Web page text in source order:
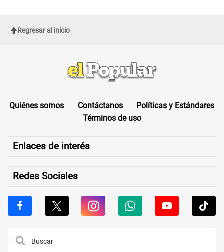
activar..."
este formulario clave
Regresar al inicio
Quiénes somos Contáctanos
Políticas y Estándares
Términos de uso
Enlaces de interés
Redes Sociales